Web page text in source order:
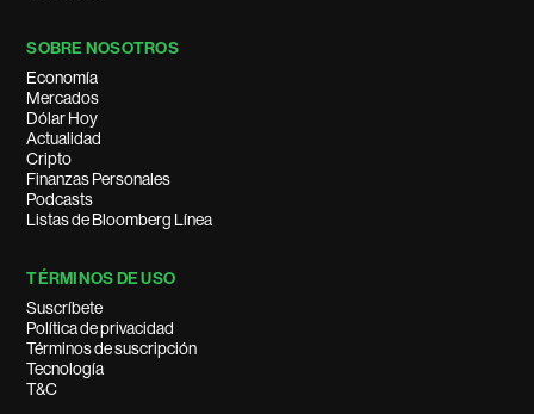
SOBRE NOSOTROS
Economía
Mercados
Dólar Hoy
Actualidad
Cripto
Finanzas Personales
Podcasts
Listas de Bloomberg Línea
TÉRMINOS DE USO
Suscríbete
Política de privacidad
Términos de suscripción
Tecnología
T&C